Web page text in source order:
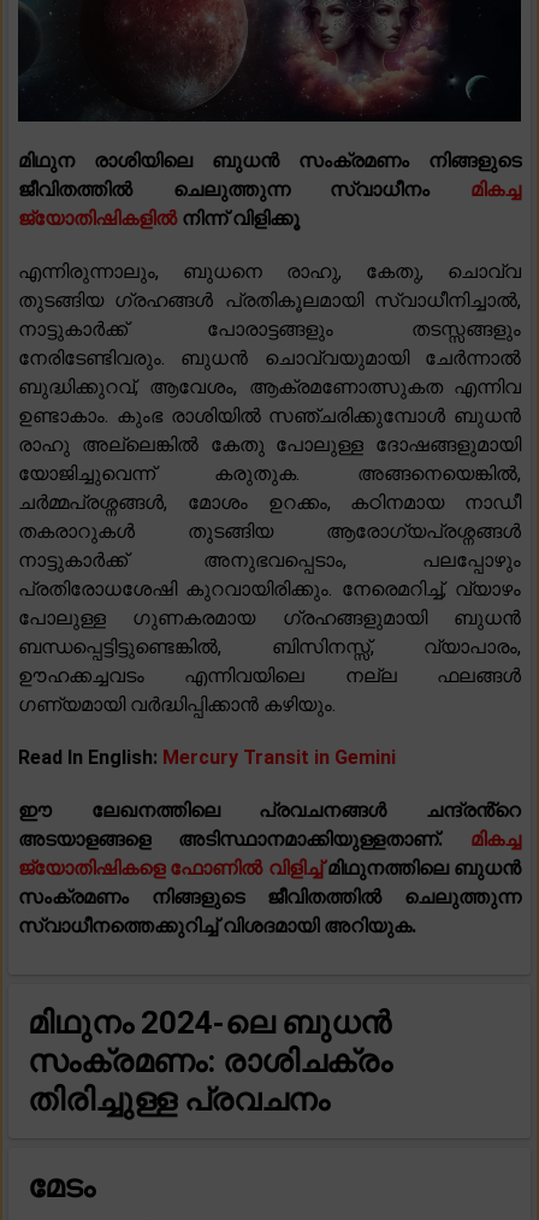
മിഥുന രാശിയിലെ ബുധൻ സംക്രമണം നിങ്ങളുടെ
ജീവിതത്തിൽ ചെലുത്തുന്ന സ്വാധീനം മികച്ച
ജ്യോതിഷികളിൽ നിന്ന് വിളിക്കൂ
എന്നിരുന്നാലും, ബുധനെ രാഹു, കേതു, ചൊവ്വ
തുടങ്ങിയ ഗ്രഹങ്ങൾ പ്രതികൂലമായി സ്വാധീനിച്ചാൽ,
നാട്ടുകാർക്ക് പോരാട്ടങ്ങളും തടസ്സങ്ങളും
നേരിടേണ്ടിവരും. ബുധൻ ചൊവ്വയുമായി ചേർന്നാൽ
ബുദ്ധിക്കുറവ്, ആവേശം, ആക്രമണോത്സുകത എന്നിവ
ഉണ്ടാകാം. കുംഭ രാശിയിൽ സഞ്ചരിക്കുമ്പോൾ ബുധൻ
രാഹു അല്ലെങ്കിൽ കേതു പോലുള്ള ദോഷങ്ങളുമായി
യോജിച്ചുവെന്ന് കരുതുക. അങ്ങനെയെങ്കിൽ,
ചർമ്മപ്രശ്നങ്ങൾ, മോശം ഉറക്കം, കഠിനമായ നാഡീ
തകരാറുകൾ തുടങ്ങിയ ആരോഗ്യപ്രശ്നങ്ങൾ
നാട്ടുകാർക്ക് അനുഭവപ്പെടാം, പലപ്പോഴും
പ്രതിരോധശേഷി കുറവായിരിക്കും. നേരെമറിച്ച്, വ്യാഴം
പോലുള്ള ഗുണകരമായ ഗ്രഹങ്ങളുമായി ബുധൻ
ബന്ധപ്പെട്ടിട്ടുണ്ടെങ്കിൽ, ബിസിനസ്സ്, വ്യാപാരം,
ഊഹക്കച്ചവടം എന്നിവയിലെ നല്ല ഫലങ്ങൾ
ഗണ്യമായി വർദ്ധിപ്പിക്കാൻ കഴിയും.
Read In English: Mercury Transit in Gemini
ഈ ലേഖനത്തിലെ പ്രവചനങ്ങൾ ചന്ദ്രൻ്റെ
അടയാളങ്ങളെ അടിസ്ഥാനമാക്കിയുള്ളതാണ്. മികച്ച
ജ്യോതിഷികളെ ഫോണിൽ വിളിച്ച്മിഥുനത്തിലെ ബുധൻ
സംക്രമണം നിങ്ങളുടെ ജീവിതത്തിൽ ചെലുത്തുന്ന
സ്വാധീനത്തെക്കുറിച്ച് വിശദമായി അറിയുക.
മിഥുനം 2024-ലെ ബുധൻ
സംക്രമണം: രാശിചക്രം
തിരിച്ചുള്ള പ്രവചനം
മേടം